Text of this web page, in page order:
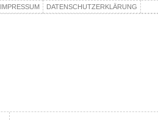
IMPRESSUM DATENSCHUTZERKLÄRUNG